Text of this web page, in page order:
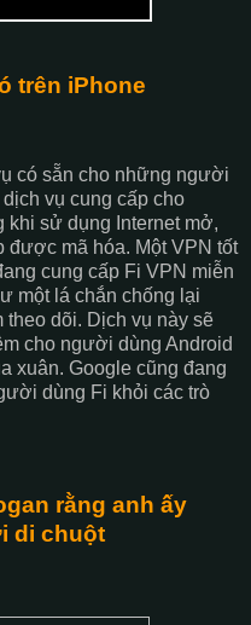
trên iPhone
có sẵn cho những người
vụ cung cấp cho
khi sử dụng Internet mở,
mã hóa. Một VPN tốt
cung cấp Fi VPN miễn
một lá chắn chống lại
theo dõi. Dịch vụ này sẽ
cho người dùng Android
xuân. Google cũng đang
dùng Fi khỏi các trò
rằng anh ấy
di chuột